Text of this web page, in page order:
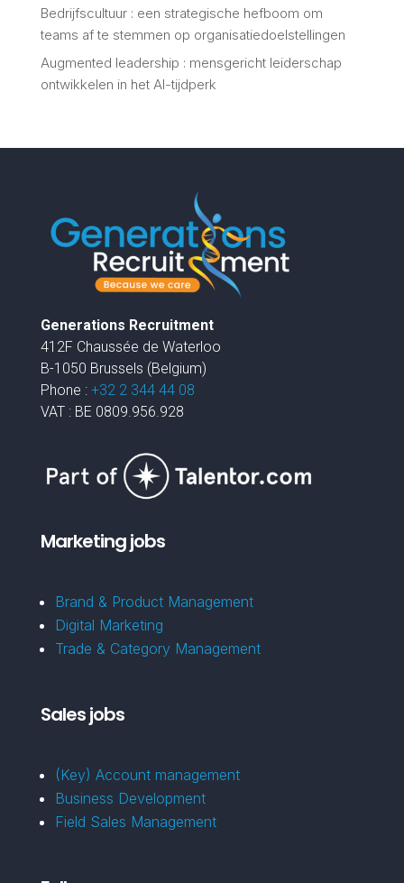
Bedrijfscultuur : een strategische hefboom om
teams af te stemmen op organisatiedoelstellingen
Augmented leadership : mensgericht leiderschap
ontwikkelen in het AI-tijdperk
Generations Recruitment
412F Chaussée de Waterloo
B-1050 Brussels (Belgium)
Phone : +32 2 344 44 08
VAT : BE 0809.956.928
Marketing jobs
Brand & Product Management
Digital Marketing
Trade & Category Management
Sales jobs
(Key) Account management
Business Development
Field Sales Management